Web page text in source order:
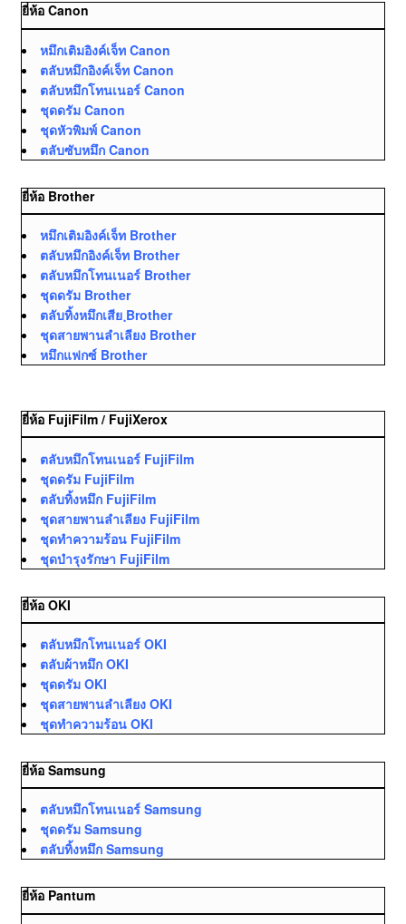
ยี่ห้อ Canon
หมึกเติมอิงค์เจ็ท Canon
ตลับหมึกอิงค์เจ็ท Canon
ตลับหมึกโทนเนอร์ Canon
ชุดดรัม Canon
ชุดหัวพิมพ์ Canon
ตลับซับหมึก Canon
ยี่ห้อ Brother
หมึกเติมอิงค์เจ็ท Brother
ตลับหมึกอิงค์เจ็ท Brother
ตลับหมึกโทนเนอร์ Brother
ชุดดรัม Brother
ตลับทิ้งหมึกเสีย ฺBrother
ชุดสายพานลำเลียง Brother
หมึกแฟกซ์ Brother
ยี่ห้อ FujiFilm / FujiXerox
ตลับหมึกโทนเนอร์ FujiFilm
ชุดดรัม FujiFilm
ตลับทิ้งหมึก FujiFilm
ชุดสายพานลำเลียง FujiFilm
ชุดทำความร้อน FujiFilm
ชุดบำรุงรักษา FujiFilm
ยี่ห้อ OKI
ตลับหมึกโทนเนอร์ OKI
ตลับผ้าหมึก OKI
ชุดดรัม OKI
ชุดสายพานลำเลียง OKI
ชุดทำความร้อน OKI
ยี่ห้อ Samsung
ตลับหมึกโทนเนอร์ Samsung
ชุดดรัม Samsung
ตลับทิ้งหมึก Samsung
ยี่ห้อ Pantum